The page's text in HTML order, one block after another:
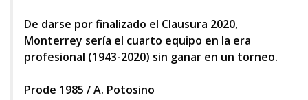
De darse por finalizado el Clausura 2020,
Monterrey sería el cuarto equipo en la era
profesional (1943-2020) sin ganar en un torneo.
Prode 1985 / A. Potosino